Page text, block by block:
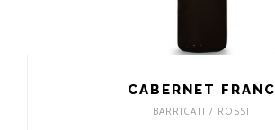
CABERNET FRANC
BARRICATI / ROSSI